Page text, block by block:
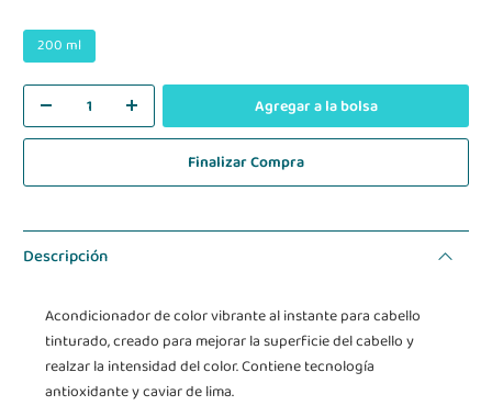
200 ml
Agregar a la bolsa
Finalizar Compra
Descripción
Acondicionador de color vibrante al instante para cabello
tinturado, creado para mejorar la superficie del cabello y
realzar la intensidad del color. Contiene tecnología
antioxidante y caviar de lima.